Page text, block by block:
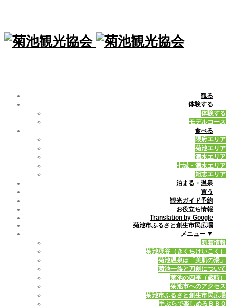
観る
体験する
体験する
モデルコース
食べる
隈府エリア
菊池エリア
泗水エリア
七城・泗水エリア
旭志エリア
泊まる・温泉
買う
観光ガイド予約
お役立ち情報
Translation by Google
菊池市ふるさと創生市民広場
メニュー ▼
新着情報
菊池渓谷（きくちけいこく）
菊池温泉は「美肌の湯」
菊池一族と刀剣について
菊池の四季（歳時）
菊池市へのアクセス
菊池市ふるさと創生市民広場
手ぶらで楽しめるＢＢＱ